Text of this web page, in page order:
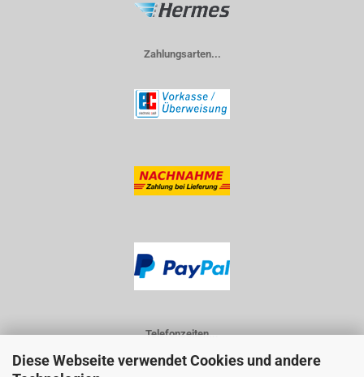
Diese Webseite verwendet Cookies und andere
Zahlungsarten...
Telefonzeiten...